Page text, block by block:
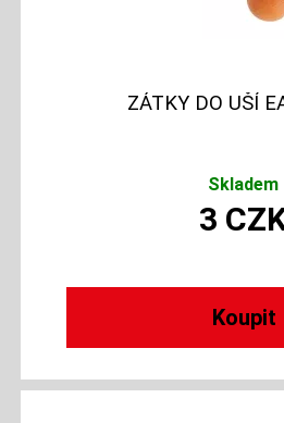
ZÁTKY DO UŠÍ
Skladem
3